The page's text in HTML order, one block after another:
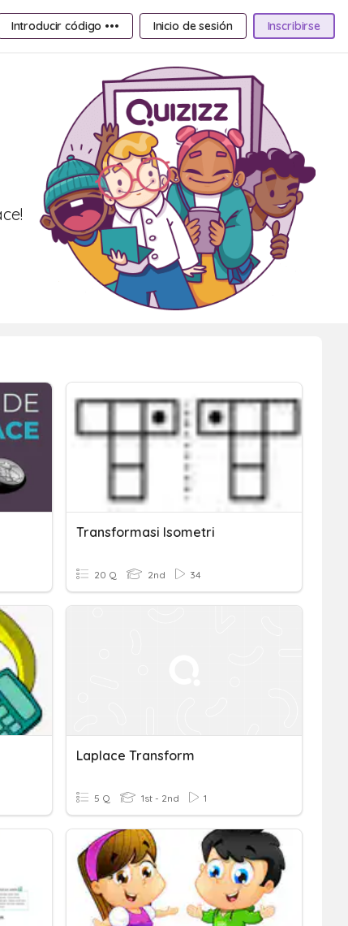
Introducir código ••• Inicio de sesión Inscribirse
Transformasi Isometri
20 Q 2nd 34
Laplace Transform
5 Q 1st - 2nd 1